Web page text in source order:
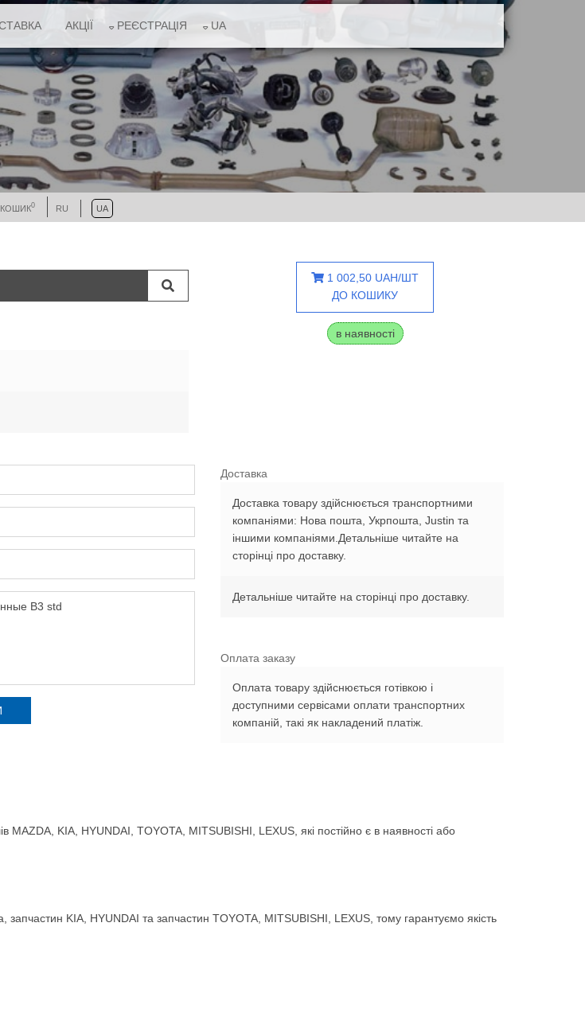
АКЦІЇ РЕЄСТРАЦІЯ UA
КОШИК0 RU UA
1 002,50 UAH/ШТ
ДО КОШИКУ
в наявності
Доставка
Доставка товару здійснюється транспортними
компаніями: Нова пошта, Укрпошта, Justin та
іншими компаніями.Детальніше читайте на
сторінці про доставку.
Детальніше читайте на сторінці про доставку.
Оплата заказу
Оплата товару здійснюється готівкою і
доступними сервісами оплати транспортних
компаній, такі як накладений платіж.
MAZDA, KIA, HYUNDAI, TOYOTA, MITSUBISHI, LEXUS, які постійно є в наявності або
KIA, HYUNDAI та запчастин TOYOTA, MITSUBISHI, LEXUS, тому гарантуємо якість